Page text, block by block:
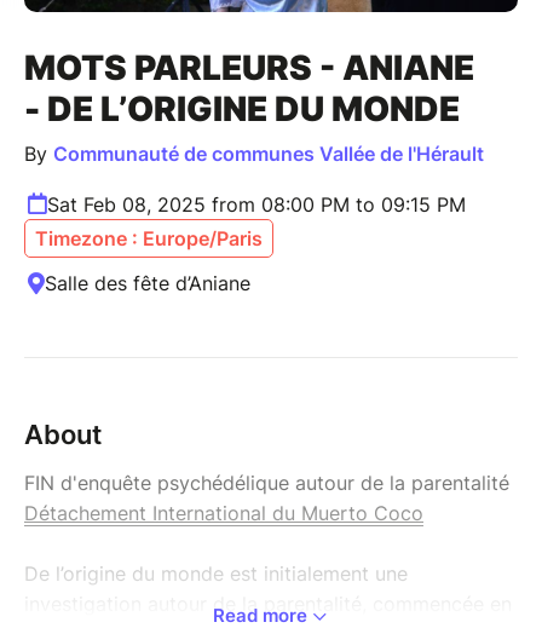
MOTS PARLEURS - ANIANE
- DE L’ORIGINE DU MONDE
By Communauté de communes Vallée de l'Hérault
Sat Feb 08, 2025 from 08:00 PM to 09:15 PM
Timezone : Europe/Paris
Salle des fête d’Aniane
About
FIN d'enquête psychédélique autour de la parentalité
Détachement International du Muerto Coco
De l’origine du monde est initialement une
investigation autour de la parentalité, commencée en
Read more